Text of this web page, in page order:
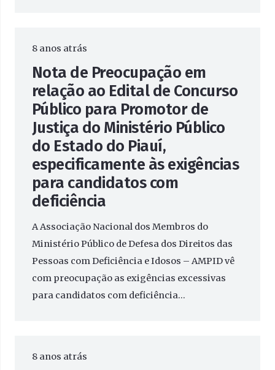
8 anos atrás
Nota de Preocupação em
relação ao Edital de Concurso
Público para Promotor de
Justiça do Ministério Público
do Estado do Piauí,
especificamente às exigências
para candidatos com
deficiência
A Associação Nacional dos Membros do
Ministério Público de Defesa dos Direitos das
Pessoas com Deficiência e Idosos – AMPID vê
com preocupação as exigências excessivas
para candidatos com deficiência…
8 anos atrás